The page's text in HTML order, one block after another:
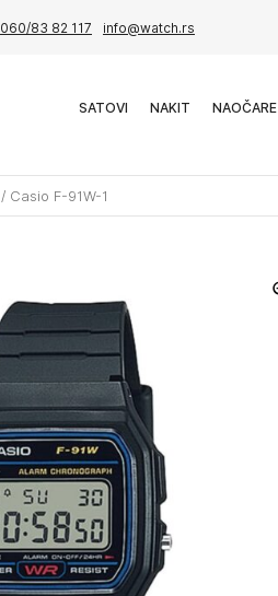
060/83 82 117 info@watch.rs
SATOVI NAKIT NAOČARE
/ Casio F-91W-1